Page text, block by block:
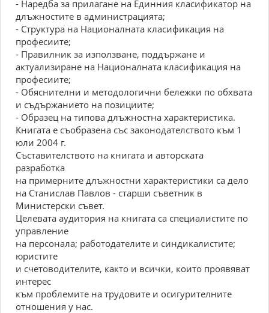
- Наредба за прилагане на Единния класификатор на
длъжностите в администрацията;
- Структура на Националната класификация на
професиите;
- Правилник за използване, поддържане и
актуализиране на Националната класификация на
професиите;
- Обяснителни и методологични бележки по обхвата
и съдържанието на позициите;
- Образец на типова длъжностна характеристика.
Книгата е съобразена със законодателството към 1
юли 2004 г.
Съставителството на книгата и авторската
разработка
на примерните длъжностни характеристики са дело
на Станислав Павлов - старши съветник в
Министерски съвет.
Целевата аудитория на книгата са специалистите по
управление
на персонала; работодателите и синдикалистите;
юристите
и счетоводителите, както и всички, които проявяват
интерес
към проблемите на трудовите и осигурителните
отношения у нас.